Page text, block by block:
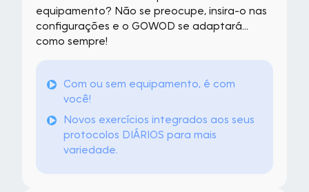
equipamento? Não se preocupe, insira-o nas
configurações e o GOWOD se adaptará...
como sempre!
Com ou sem equipamento, é com
você!
Novos exercícios integrados aos seus
protocolos DIÁRIOS para mais
variedade.